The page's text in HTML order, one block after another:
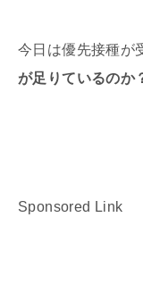
今日は優先接種が
が足りているのか
Sponsored Link